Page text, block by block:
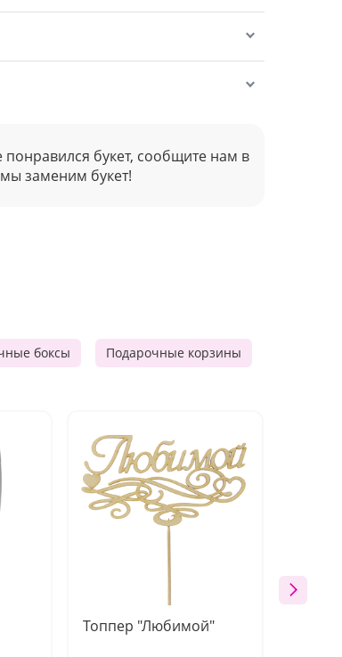
понравился букет, сообщите нам в
заменим букет!
боксы Подарочные корзины
Топпер "Любимой"